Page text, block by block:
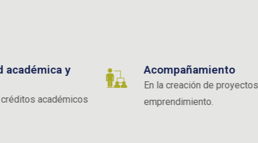
Acompañamiento
En la creación de proyectos de
emprendimiento.